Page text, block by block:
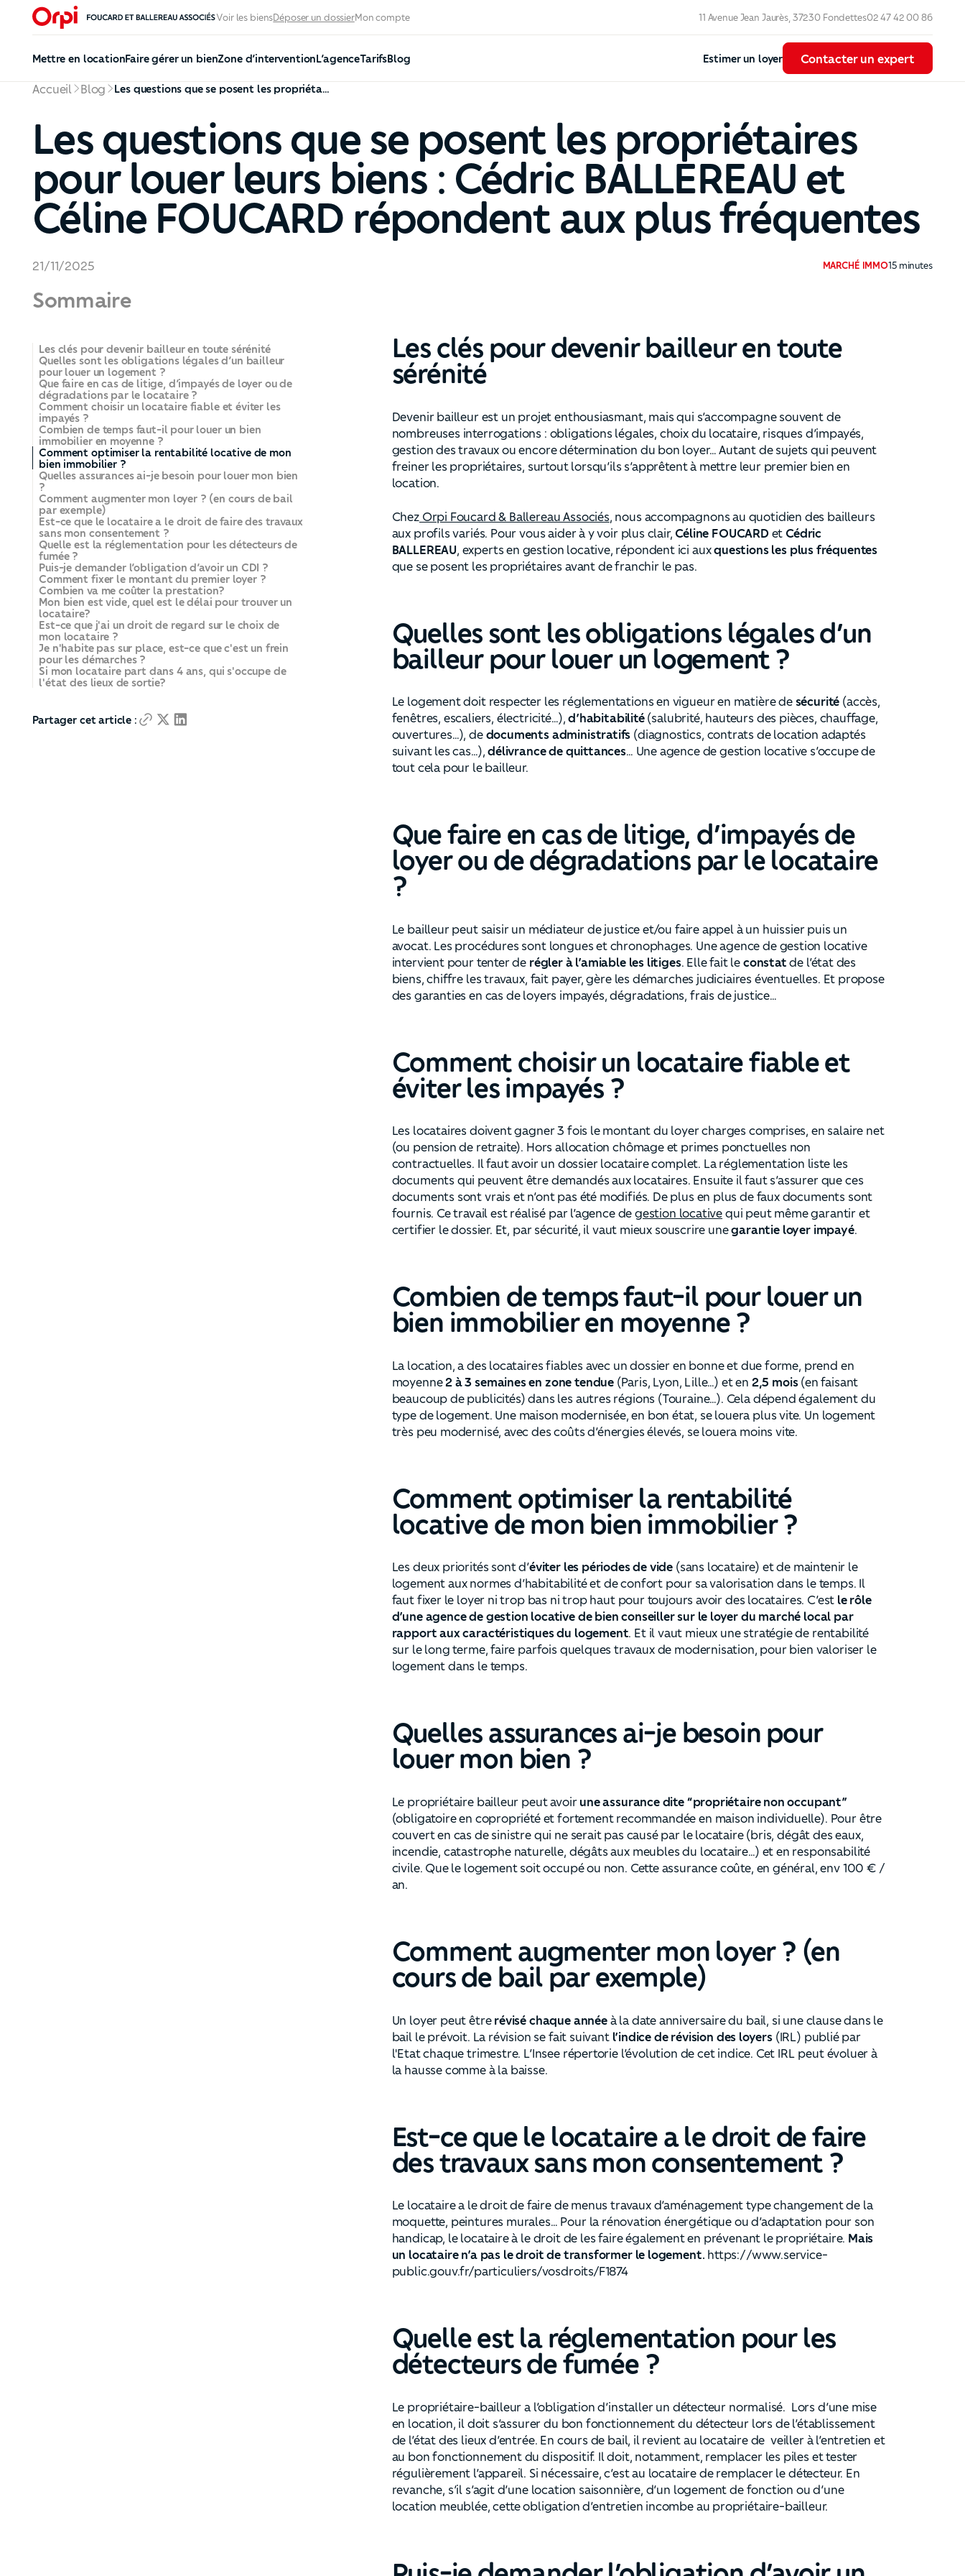
Voir les biensDéposer un dossierMon compte 11 Avenue Jean Jaurès, 37230 Fondettes02 47 42 00 86
Mettre en locationFaire gérer un bienZone d’interventionL’agenceTarifsBlog Estimer un loyer
Contacter un expert
Contacter un expert
Accueil
Blog Les questions que se posent les propriétaires pour louer leurs biens : Cédric BALLEREAU et Céline FOUCARD répondent aux plus fréquentes
Les questions que se posent les propriétaires
pour louer leurs biens : Cédric BALLEREAU et
Céline FOUCARD répondent aux plus fréquentes
21/11/2025 MARCHÉ IMMO15minutes
Sommaire
Les clés pour devenir bailleur en toute sérénité
Quelles sont les obligations légales d’un bailleur
pour louer un logement ?
Que faire en cas de litige, d’impayés de loyer ou de
dégradations par le locataire ?
Comment choisir un locataire fiable et éviter les
impayés ?
Combien de temps faut-il pour louer un bien
immobilier en moyenne ?
Comment optimiser la rentabilité locative de mon
bien immobilier ?
Quelles assurances ai-je besoin pour louer mon bien
?
Comment augmenter mon loyer ? (en cours de bail
par exemple)
Est-ce que le locataire a le droit de faire des travaux
sans mon consentement ?
Quelle est la réglementation pour les détecteurs de
fumée ?
Puis-je demander l’obligation d’avoir un CDI ?
Comment fixer le montant du premier loyer ?
Combien va me coûter la prestation?
Mon bien est vide, quel est le délai pour trouver un
locataire?
Est-ce que j'ai un droit de regard sur le choix de
mon locataire ?
Je n'habite pas sur place, est-ce que c'est un frein
pour les démarches ?
Si mon locataire part dans 4 ans, qui s'occupe de
l'état des lieux de sortie?
Partager cet article :
Les clés pour devenir bailleur en toute
sérénité
Devenir bailleur est un projet enthousiasmant, mais qui s’accompagne souvent de
nombreuses interrogations : obligations légales, choix du locataire, risques d’impayés,
gestion des travaux ou encore détermination du bon loyer… Autant de sujets qui peuvent
freiner les propriétaires, surtout lorsqu’ils s’apprêtent à mettre leur premier bien en
location.
ChezOrpi Foucard & Ballereau Associés, nous accompagnons au quotidien des bailleurs
aux profils variés. Pour vous aider à y voir plus clair, Céline FOUCARDet Cédric
BALLEREAU, experts en gestion locative, répondent ici auxquestions les plus fréquentes
que se posent les propriétaires avant de franchir le pas.
Quelles sont les obligations légales d’un
bailleur pour louer un logement ?
Le logement doit respecter les réglementations en vigueur en matière desécurité (accès,
fenêtres, escaliers, électricité…),d’habitabilité(salubrité, hauteurs des pièces, chauffage,
ouvertures…), dedocuments administratifs (diagnostics, contrats de location adaptés
suivant les cas…),délivrance de quittances… Une agence de gestion locative s’occupe de
tout cela pour le bailleur.
Que faire en cas de litige, d’impayés de
loyer ou de dégradations par le locataire
?
Le bailleur peut saisir un médiateur de justice et/ou faire appel à un huissier puis un
avocat. Les procédures sont longues et chronophages. Une agence de gestion locative
intervient pour tenter de régler à l’amiable les litiges. Elle fait leconstatde l’état des
biens, chiffre les travaux, fait payer, gère les démarches judiciaires éventuelles. Et propose
des garanties en cas de loyers impayés, dégradations, frais de justice…
Comment choisir un locataire fiable et
éviter les impayés ?
Les locataires doivent gagner 3 fois le montant du loyer charges comprises, en salaire net
(ou pension de retraite). Hors allocation chômage et primes ponctuelles non
contractuelles. Il faut avoir un dossier locataire complet. La réglementation liste les
documents qui peuvent être demandés aux locataires. Ensuite il faut s’assurer que ces
documents sont vrais et n’ont pas été modifiés. De plus en plus de faux documents sont
fournis. Ce travail est réalisé par l’agence degestion locativequi peut même garantir et
certifier le dossier. Et, par sécurité, il vaut mieux souscrire unegarantie loyer impayé.
Combien de temps faut-il pour louer un
bien immobilier en moyenne ?
La location, a des locataires fiables avec un dossier en bonne et due forme, prend en
moyenne2 à 3 semaines en zone tendue(Paris, Lyon, Lille…) et en 2,5 mois(en faisant
beaucoup de publicités) dans les autres régions (Touraine…). Cela dépend également du
type de logement. Une maison modernisée, en bon état, se louera plus vite. Un logement
très peu modernisé, avec des coûts d’énergies élevés, se louera moins vite.
Comment optimiser la rentabilité
locative de mon bien immobilier ?
Les deux priorités sont d’éviter les périodes de vide (sans locataire) et de maintenir le
logement aux normes d’habitabilité et de confort pour sa valorisation dans le temps. Il
faut fixer le loyer ni trop bas ni trop haut pour toujours avoir des locataires. C’est le rôle
d’une agence de gestion locative de bien conseiller sur le loyer du marché local par
rapport aux caractéristiques du logement. Et il vaut mieux une stratégie de rentabilité
sur le long terme, faire parfois quelques travaux de modernisation, pour bien valoriser le
logement dans le temps.
Quelles assurances ai-je besoin pour
louer mon bien ?
Le propriétaire bailleur peut avoirune assurance dite “propriétaire non occupant”
(obligatoire en copropriété et fortement recommandée en maison individuelle). Pour être
couvert en cas de sinistre qui ne serait pas causé par le locataire (bris, dégât des eaux,
incendie, catastrophe naturelle, dégâts aux meubles du locataire…) et en responsabilité
civile. Que le logement soit occupé ou non. Cette assurance coûte, en général, env 100 € /
an.
Comment augmenter mon loyer ? (en
cours de bail par exemple)
Un loyer peut êtrerévisé chaque annéeà la date anniversaire du bail, si une clause dans le
bail le prévoit. La révision se fait suivant l’indice de révision des loyers(IRL) publié par
l'Etat chaque trimestre. L’Insee répertorie l’évolution de cet indice. Cet IRL peut évoluer à
la hausse comme à la baisse.
Est-ce que le locataire a le droit de faire
des travaux sans mon consentement ?
Le locataire a le droit de faire de menus travaux d’aménagement type changement de la
moquette, peintures murales… Pour la rénovation énergétique ou d’adaptation pour son
handicap, le locataire à le droit de les faire également en prévenant le propriétaire. Mais
un locataire n’a pas le droit de transformer le logement. https://www.service-
public.gouv.fr/particuliers/vosdroits/F1874
Quelle est la réglementation pour les
détecteurs de fumée ?
Le propriétaire-bailleur a l’obligation d’installer un détecteur normalisé. Lors d’une mise
en location, il doit s’assurer du bon fonctionnement du détecteur lors de l’établissement
de l’état des lieux d’entrée. En cours de bail, il revient au locataire de veiller à l’entretien et
au bon fonctionnement du dispositif. Il doit, notamment, remplacer les piles et tester
régulièrement l’appareil. Si nécessaire, c’est au locataire de remplacer le détecteur. En
revanche, s’il s’agit d’une location saisonnière, d’un logement de fonction ou d’une
location meublée, cette obligation d’entretien incombe au propriétaire-bailleur.